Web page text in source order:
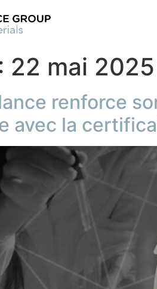
22 mai 2025
renforce
avec la